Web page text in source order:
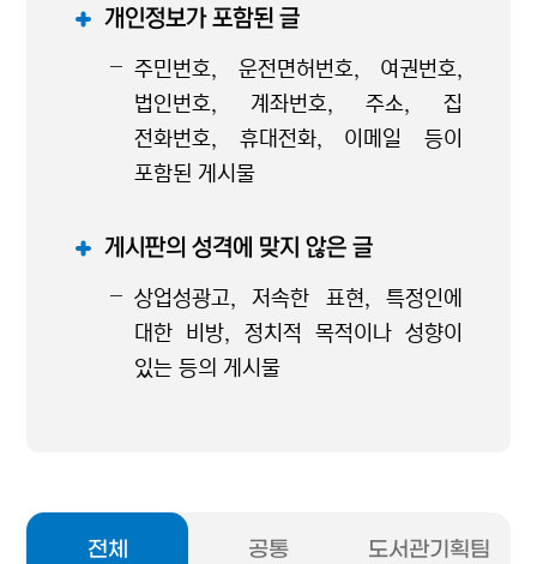
개인정보가 포함된 글
주민번호, 운전면허번호, 여권번호,
법인번호, 계좌번호, 주소, 집
전화번호, 휴대전화, 이메일 등이
포함된 게시물
게시판의 성격에 맞지 않은 글
상업성광고, 저속한 표현, 특정인에
대한 비방, 정치적 목적이나 성향이
있는 등의 게시물
전체 공통 도서관기획팀